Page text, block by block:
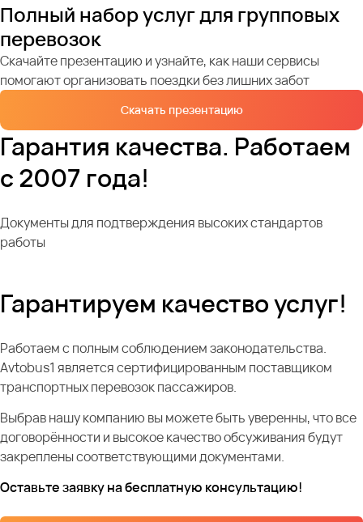
Полный набор услуг для групповых
перевозок
Скачайте презентацию и узнайте, как наши сервисы
помогают организовать поездки без лишних забот
Скачать презентацию
Гарантия качества. Работаем
с 2007 года!
Документы для подтверждения высоких стандартов
работы
Гарантируем качество услуг!
Работаем с полным соблюдением законодательства.
Avtobus1 является сертифицированным поставщиком
транспортных перевозок пассажиров.
Выбрав нашу компанию вы можете быть уверенны, что все
договорённости и высокое качество обсуживания будут
закреплены соответствующими документами.
Оставьте заявку на бесплатную консультацию!